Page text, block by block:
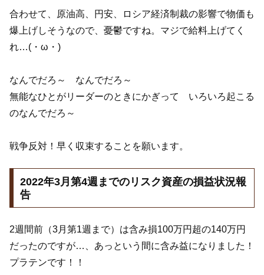
合わせて、原油高、円安、ロシア経済制裁の影響で物価も
爆上げしそうなので、憂鬱ですね。マジで給料上げてく
れ…(・ω・)
なんでだろ～ なんでだろ～
無能なひとがリーダーのときにかぎって いろいろ起こる
のなんでだろ～
戦争反対！早く収束することを願います。
2022年3月第4週までのリスク資産の損益状況報
告
2週間前（3月第1週まで）は含み損100万円超の140万円
だったのですが…、あっという間に含み益になりました！
プラテンです！！